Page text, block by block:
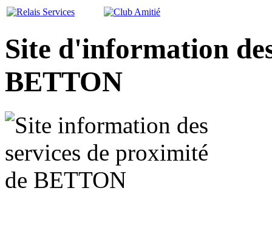
Site d'information
BETTON